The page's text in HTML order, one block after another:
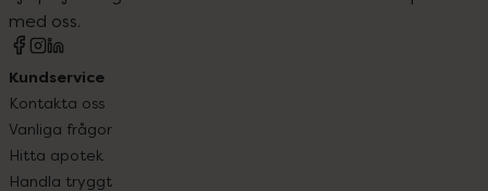
med oss.
Kundservice
Kontakta oss
Vanliga frågor
Hitta apotek
Handla tryggt